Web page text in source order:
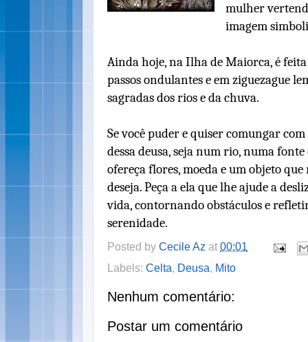
mulher
imagem
Ainda hoje, na Ilha de Maiorca, é
passos ondulantes e em ziguezague
sagradas dos rios e da chuva.
Se você puder e quiser comungar
dessa deusa, seja num rio, numa
ofereça flores, moeda e um objeto
deseja. Peça a ela que lhe ajude a
vida, contornando obstáculos e
serenidade.
Posted by Cecile Az at 00:01
Labels: Celta, Deusa, Mito
Nenhum comentário:
Postar um comentário